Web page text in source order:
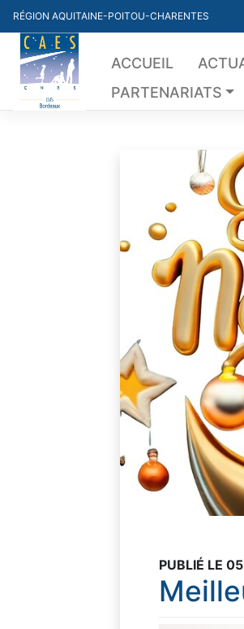
Skip
to
content
RÉGION AQUITAINE-POITOU-CHARENTES
ACCUEIL
PARTENARIATS
PUBLIÉ LE